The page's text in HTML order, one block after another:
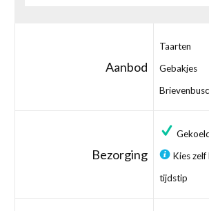
Aanbod
Taarten
Gebakjes
Bezorging
Kies
tijdstip